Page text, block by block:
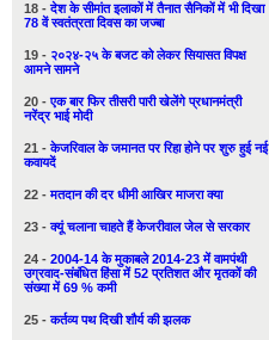
18 -देश के सीमांत इलाकों में तैनात सैनिकों में भी दिखा
78 वें स्वतंत्रता दिवस का जज्बा
19 - २०२४-२५ के बजट को लेकर सियासत विपक्ष
आमने सामने
20 -एक बार फिर तीसरी पारी खेलेंगे प्रधानमंत्री
नरेंद्र भाई मोदी
21 -केजरिवाल के जमानत पर रिहा होने पर शुरु हुई नई
कवायदें
22 -मतदान की दर धीमी आखिर माजरा क्या
23 -क्यूं चलाना चाहते हैं केजरीवाल जेल से सरकार
24 - 2004-14 के मुकाबले 2014-23 में वामपंथी
उग्रवाद-संबंधित हिंसा में 52 प्रतिशत और मृतकों की
संख्या में 69 % कमी
25 -कर्तव्य पथ दिखी शौर्य की झलक